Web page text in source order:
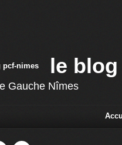
le
Gauche Nîmes